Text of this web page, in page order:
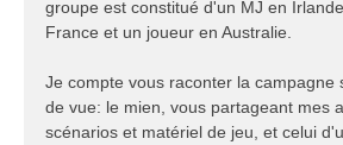
groupe est constitué d'un MJ en
France et un joueur en Australie.
Je compte vous raconter la campagne
de vue: le mien, vous partageant mes
scénarios et matériel de jeu, et celui